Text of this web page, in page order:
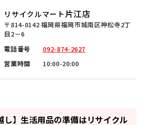
リサイクルマート片江店
〒814-0142 福岡県福岡市城南区神松寺2丁
目2－6
電話番号
092-874-2627
営業時間
10:00-20:00
し】生活用品の準備はリサイクル